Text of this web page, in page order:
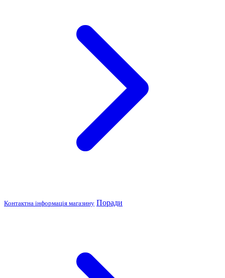
Контактна інформація магазину Поради